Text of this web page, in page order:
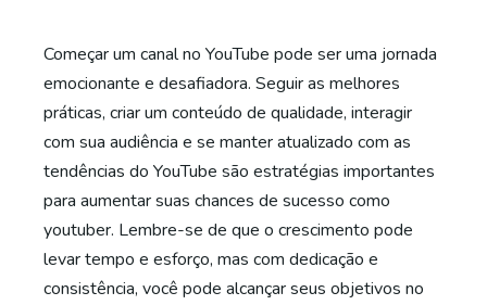
Começar um canal no YouTube pode ser uma jornada
emocionante e desafiadora. Seguir as melhores
práticas, criar um conteúdo de qualidade, interagir
com sua audiência e se manter atualizado com as
tendências do YouTube são estratégias importantes
para aumentar suas chances de sucesso como
youtuber. Lembre-se de que o crescimento pode
levar tempo e esforço, mas com dedicação e
consistência, você pode alcançar seus objetivos no